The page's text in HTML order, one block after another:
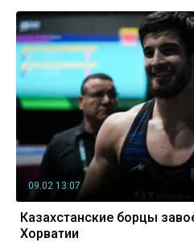
09.02 13:07
Казахстанские борцы
Хорватии